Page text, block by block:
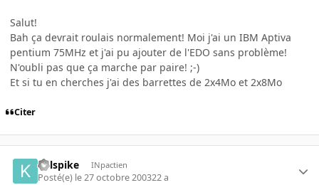
Salut!
Bah ça devrait roulais normalement! Moi j'ai un IBM Aptiva
pentium 75MHz et j'ai pu ajouter de l'EDO sans problème!
N'oubli pas que ça marche par paire! ;-)
Et si tu en cherches j'ai des barrettes de 2x4Mo et 2x8Mo
Citer
kelspike INpactien
Posté(e) le 27 octobre 200322 a